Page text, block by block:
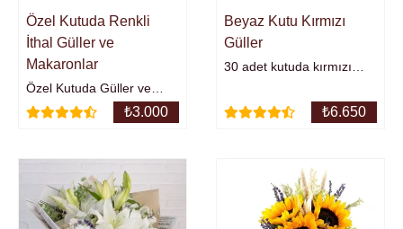
Özel Kutuda Renkli
İthal Güller ve
Makaronlar
Özel Kutuda Güller ve
MakaronlarÜrünün
Yaklaşık Yüksekliği : 25
ile gönderilmemektedir ve
İTHAL (HOLLANDA) gül
ton renkleri
mevcuttur.Ekstra Makaron
₺3.000
Beyaz Kutu Kırmızı
Güller
30 adet kutuda kırmızı
₺6.650